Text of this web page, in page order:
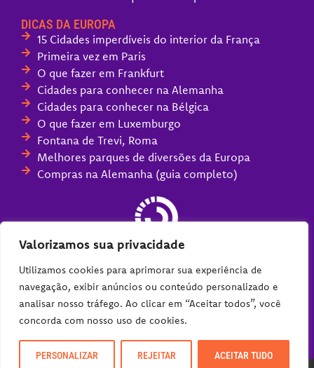
Valorizamos sua privacidade
Utilizamos cookies para aprimorar sua experiência de
navegação, exibir anúncios ou conteúdo personalizado e
analisar nosso tráfego. Ao clicar em “Aceitar todos”, você
concorda com nosso uso de cookies.
PERSONALIZAR REJEITAR ACEITAR TUDO
DICAS DA EUROPA
15 Cidades imperdíveis do interior da França
Primeira vez em Paris
O que fazer em Frankfurt
Cidades para conhecer na Alemanha
Cidades para conhecer na Bélgica
O que fazer em Luxemburgo
Fontana de Trevi, Roma
Melhores parques de diversões da Europa
Compras na Alemanha (guia completo)